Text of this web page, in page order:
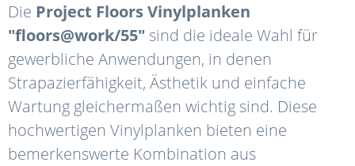
Die Project Floors Vinylplanken
"floors@work/55" sind die ideale Wahl für
gewerbliche Anwendungen, in denen
Strapazierfähigkeit, Ästhetik und einfache
Wartung gleichermaßen wichtig sind. Diese
hochwertigen Vinylplanken bieten eine
bemerkenswerte Kombination aus